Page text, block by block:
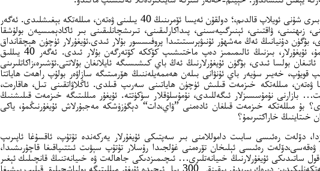
بىر قانچە كۈندىن بىرى شۇنى ئويلاپ قالدىم،؛ دولقۇن ئەيسا ئۆمرىنىڭ 40 يىلىنى ۋەتەن، مىللەتكە بېغىشلىدى. ئەگەر
زىھنىنى، ۋاقتىنى، ئېنىرگىيەسىنى، پىداكارلىقىنى، تىرىشچانلىقىنى بىر ئاكادېمىسيەن بولۇشقا
بۇگۈن دۇنيانىڭ ئەڭ مەشھۇر ئۇنىۋېرسىتىتىدا پروفىسسور بۇلار ئىدى.ئۇيغۇرلار ئۈچۈن ھېچقانداق
خىزمەت قىلمىسىمۇ، ئۇيغۇرلار، بىزنىڭ ئالىمىمىز دەپ ماختىشىپ كۆككە كۆتەرگەن بۇلار ئىدى. ئەگەر 40 يىللىق
بولسا ئىدى، بۇگۈن ئۇيغۇرلارنىڭ ئەڭ باي كىشىسىگە ئايلانغان بۇلاتتى.ئۆشىرە،زاكاتلىرىنى
قويۇپ، خەيىر سۈيەر باي ئۇنۋانى بىلەن ھەممەيلەننىڭ ھۆرمىتىگە سازاۋەر بولۇپ راھەت ھاياتتا
ۋەتەن، مىللەتكە خىزمەت قىلىش ئۈچۈن ھاياتىنى سەرىپ قىلدى. ئاڭلاۋاتقىنى تىل، ھاقارەت،
بازارنى نۇمۇسسىزلار ئىگەللىدى، نۇمۇسلۇقلار سۈكۈتتە. ئۇيغۇر مىللىتىگە خىزمەت قىلىشنىڭ
بۇ مىللەتكە خىزمەت قىلغان ئادەمنى ”ۋاي،دات“ دېگۈزۈشكە مەجبۇرلاش ئۇيغۇرنىڭمۇ، ياكى
خىتاينىڭ خاراكتىرىمۇ؟
دۆلەت رەئىسى سابىت داموللامنى بىر سەپتىكى ئۇيغۇرلار يەركەندە تۇتۇپ، ئاقسۇغا ئاپىرىپ
ۋەقەسى،دۆلەت رەئىسى ئېلىخان تۆرەمنى غۇلجىدا رۇسلار تۇتۇپ سېۋىت ئىتتىپاقىغا قاچۇرىشىدا،
ساتىدىكى ئۇيغۇرلارنىڭ خىيانەتلىرى… ئىچىمىزدىكى جاھالەت ۋە خىيانەتنىڭ قانچىلىك ئېغىر
دەرىجىگە بېرىپ يەتكەنلىكىدىن دېرەك بېرىدۇ. يېقىنقى 300 يىل ئىچىدە ئۇيغۇر مىللىتىگە يولباشچىلىق قىلىپ بېشىغا